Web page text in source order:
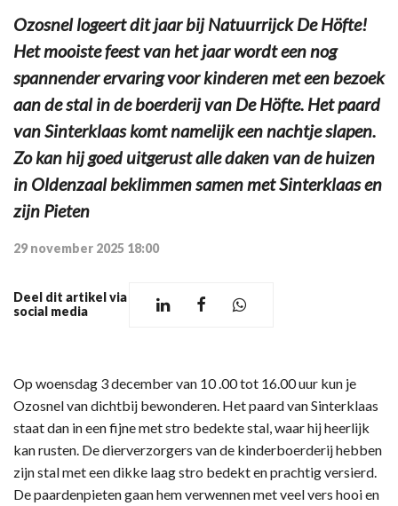
Ozosnel logeert dit jaar bij Natuurrijck De Höfte!
Het mooiste feest van het jaar wordt een nog
spannender ervaring voor kinderen met een bezoek
aan de stal in de boerderij van De Höfte. Het paard
van Sinterklaas komt namelijk een nachtje slapen.
Zo kan hij goed uitgerust alle daken van de huizen
in Oldenzaal beklimmen samen met Sinterklaas en
zijn Pieten
29 november 2025 18:00
Deel dit artikel via
social media
Op woensdag 3 december van 10 .00 tot 16.00 uur kun je
Ozosnel van dichtbij bewonderen. Het paard van Sinterklaas
staat dan in een fijne met stro bedekte stal, waar hij heerlijk
kan rusten. De dierverzorgers van de kinderboerderij hebben
zijn stal met een dikke laag stro bedekt en prachtig versierd.
De paardenpieten gaan hem verwennen met veel vers hooi en